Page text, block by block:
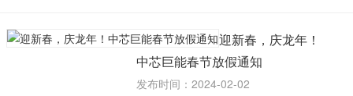
外品牌逾三百家，主要品牌有Altera、
Xilinx、Microc... 迎新春，庆龙年！
中芯巨能春节放假通知
发布时间：2024-02-02